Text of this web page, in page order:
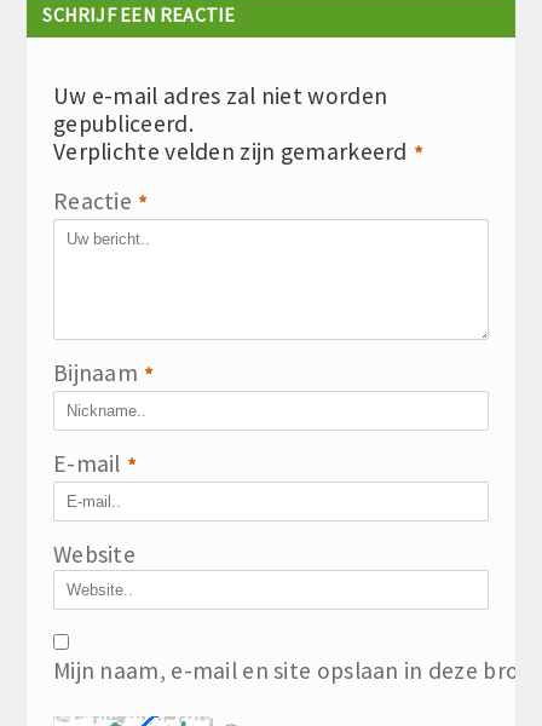
SCHRIJF EEN REACTIE
Uw e-mail adres zal niet worden
gepubliceerd.
Verplichte velden zijn gemarkeerd *
Reactie *
Bijnaam *
E-mail *
Website
Mijn naam, e-mail en site opslaan in deze